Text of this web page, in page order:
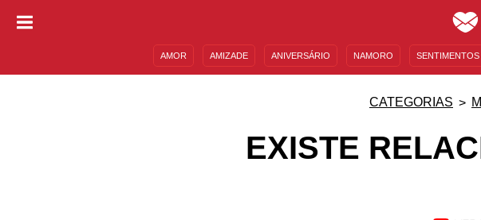
AMOR AMIZADE ANIVERSÁRIO NAMORO SENTIMENTOS
CATEGORIAS
EXISTE